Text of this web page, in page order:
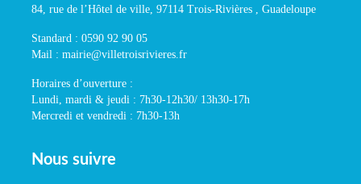
84, rue de l’Hôtel de ville, 97114 Trois-Rivières , Guadeloupe
Standard : 0590 92 90 05
Mail : mairie@villetroisrivieres.fr
Horaires d’ouverture :
Lundi, mardi & jeudi : 7h30-12h30/ 13h30-17h
Mercredi et vendredi : 7h30-13h
Nous suivre